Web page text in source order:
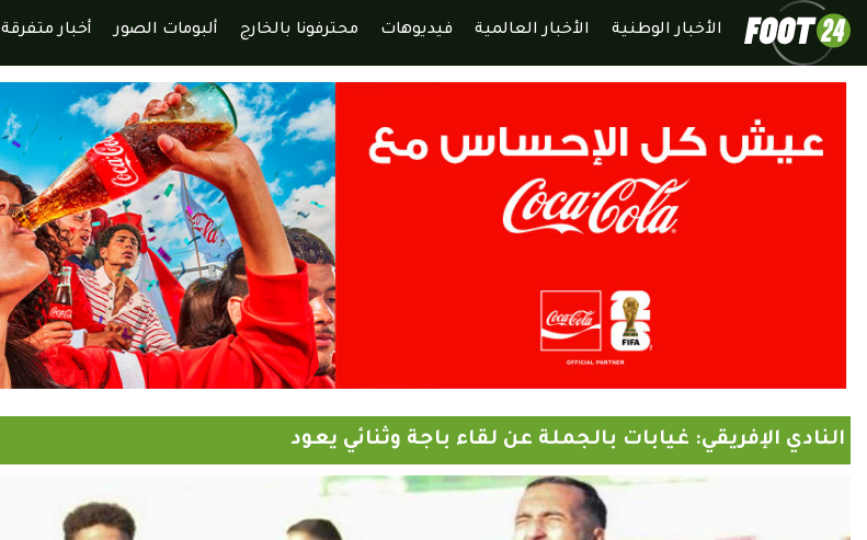
الأخبار الوطنية الأخبار العالمية فيديوهات محترفونا بالخارج ألبومات الصور أخبار متفرقة
النادي الإفريقي: غيابات بالجملة عن لقاء باجة وثنائي يعود